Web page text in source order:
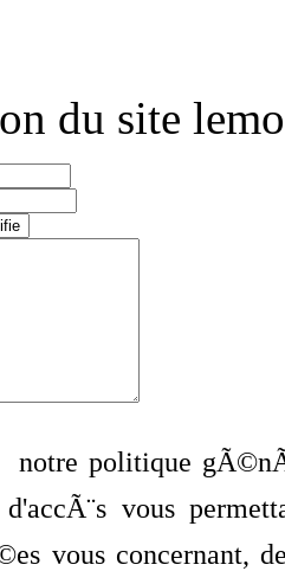
du site
politique
vous
vous concernant,